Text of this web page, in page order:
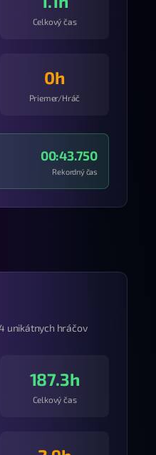
Celkový čas
0h
Priemer/Hráč
00:43.750
Rekordný čas
unikátnych hráčov
187.3h
Celkový čas